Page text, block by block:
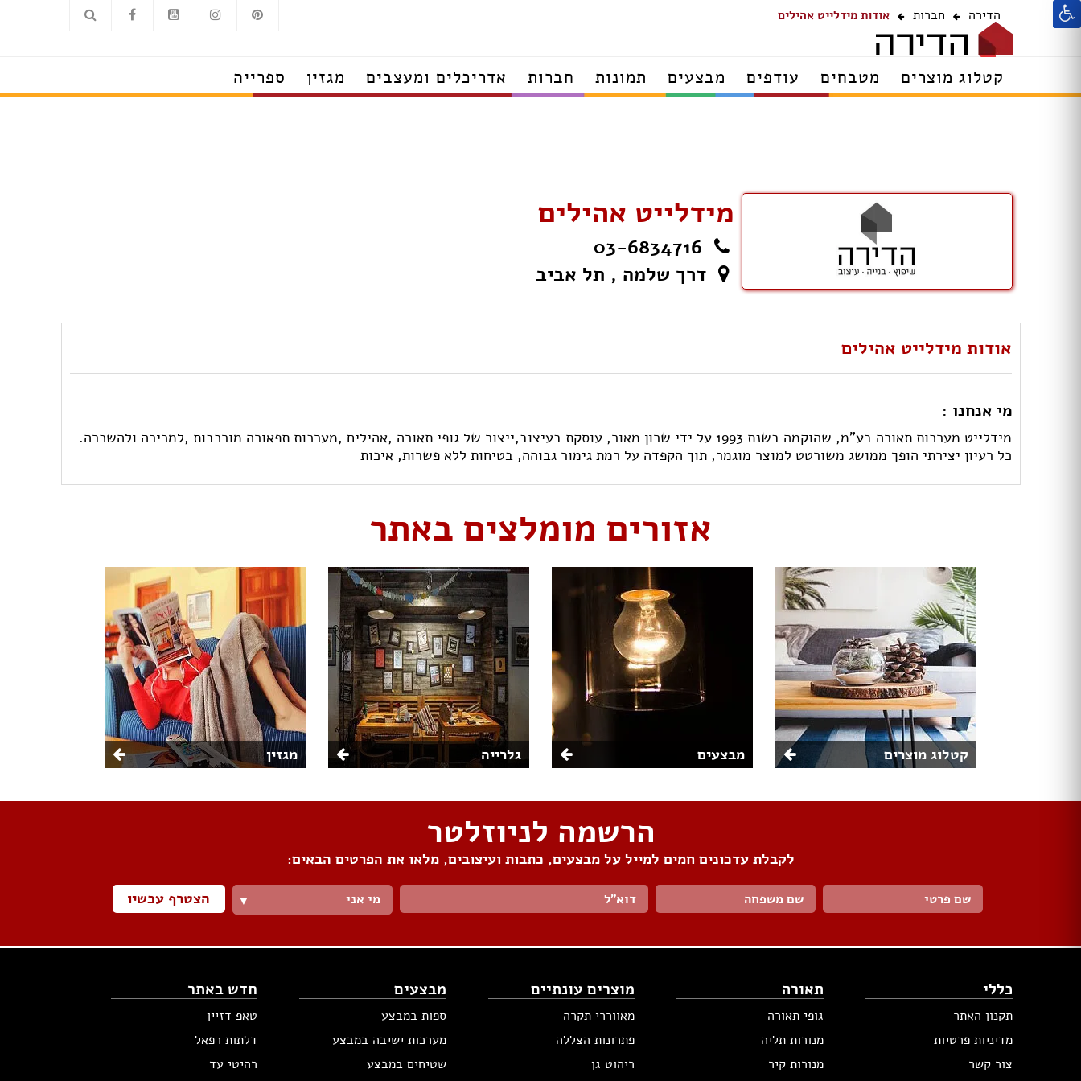
הדירה חברות אודות מידלייט אהילים
קטלוג מוצרים מטבחים עודפים מבצעים תמונות חברות אדריכלים ומעצבים מגזין ספרייה
מידלייט אהילים
03-6834716
דרך שלמה , תל אביב
אודות מידלייט אהילים
מי אנחנו :
מידלייט מערכות תאורה בע"מ, שהוקמה בשנת 1993 על ידי שרון מאור, עוסקת בעיצוב,ייצור של גופי תאורה ,אהילים ,מערכות תפאורה מורכבות ,למכירה ולהשכרה.
כל רעיון יצירתי הופך ממושג משורטט למוצר מוגמר, תוך הקפדה על רמת גימור גבוהה, בטיחות ללא פשרות, איכות
אזורים מומלצים באתר
קטלוג מוצרים מבצעים גלרייה מגזין
הרשמה לניוזלטר
לקבלת עדכונים חמים למייל על מבצעים, כתבות ועיצובים, מלאו את הפרטים הבאים:
מי אני ▼ הצטרף עכשיו
כללי
תקנון האתר
מדיניות פרטיות
צור קשר
תאורה
גופי תאורה
מנורות תליה
מנורות קיר
מוצרים עונתיים
מאווררי תקרה
פתרונות הצללה
ריהוט גן
מבצעים
ספות במבצע
מערכות ישיבה במבצע
שטיחים במבצע
חדש באתר
טאפ דזיין
דלתות רפאל
רהיטי עד